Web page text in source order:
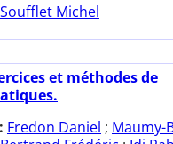
Soufflet Michel
et méthodes de
Fredon Daniel ; Maumy-